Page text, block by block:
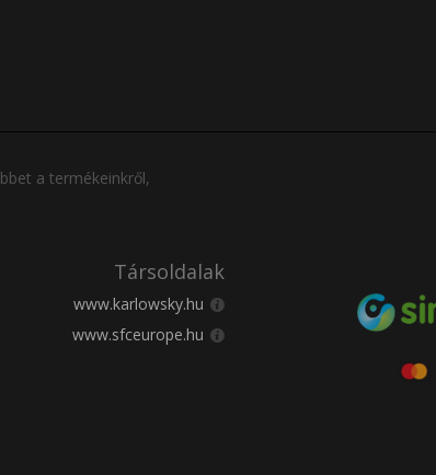
a termékeinkről,
Társoldalak
www.karlowsky.hu
www.sfceurope.hu